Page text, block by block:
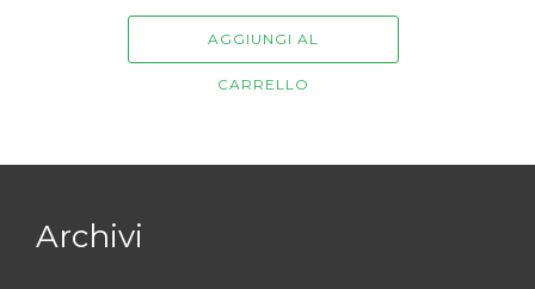
AGGIUNGI AL
CARRELLO
Archivi